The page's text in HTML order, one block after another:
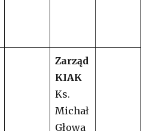
Zarząd
KIAK
Ks.
Michał
Głowa